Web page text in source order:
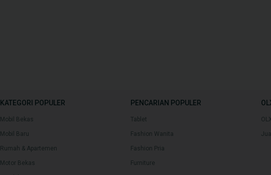
KATEGORI POPULER
Mobil Bekas
Mobil Baru
Rumah & Apartemen
Motor Bekas
PENCARIAN POPULER
Tablet
Fashion Wanita
Fashion Pria
Furniture